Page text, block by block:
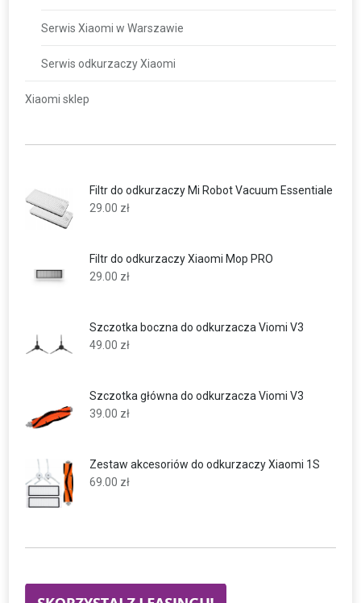
Serwis Xiaomi w Warszawie
Serwis odkurzaczy Xiaomi
Xiaomi sklep
Filtr do odkurzaczy Mi Robot Vacuum Essentiale
29.00 zł
Filtr do odkurzaczy Xiaomi Mop PRO
29.00 zł
Szczotka boczna do odkurzacza Viomi V3
49.00 zł
Szczotka główna do odkurzacza Viomi V3
39.00 zł
Zestaw akcesoriów do odkurzaczy Xiaomi 1S
69.00 zł